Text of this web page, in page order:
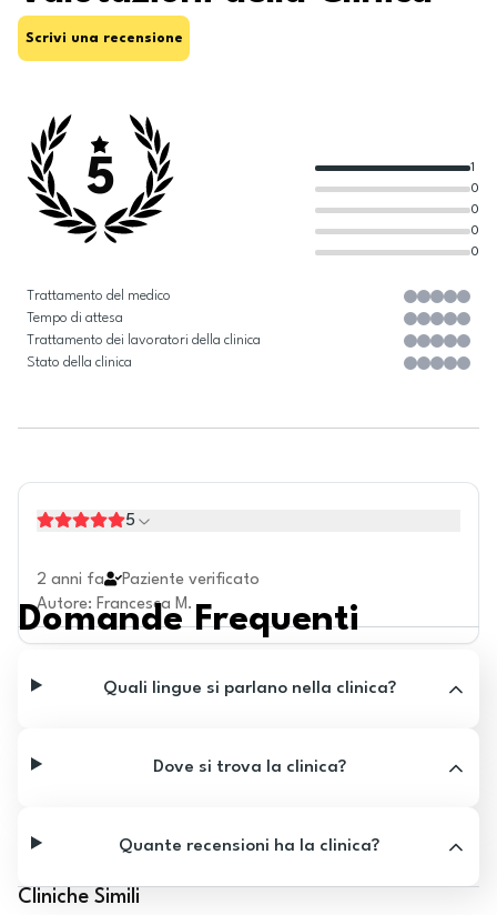
Scrivi una recensione
5
0
0
0
0
1
Trattamento del medico
Tempo di attesa
Trattamento dei lavoratori della clinica
Stato della clinica
5
2 anni fa
Paziente verificato
Autore: Francesca M.
Domande Frequenti
Quali lingue si parlano nella clinica?
Dove si trova la clinica?
Quante recensioni ha la clinica?
Cliniche Simili